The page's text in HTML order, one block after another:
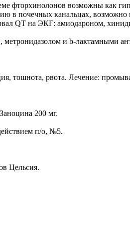
возможны как
в почечных канальцах,
QT на ЭКГ: амиодароном,
метронидазолом и b-лактамными
тошнота, рвота. Лечение:
200 мг.
п/о, №5.
Цельсия.